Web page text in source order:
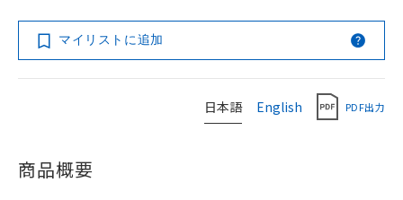
マイリストに追加
日本語 English PDF出力
商品概要